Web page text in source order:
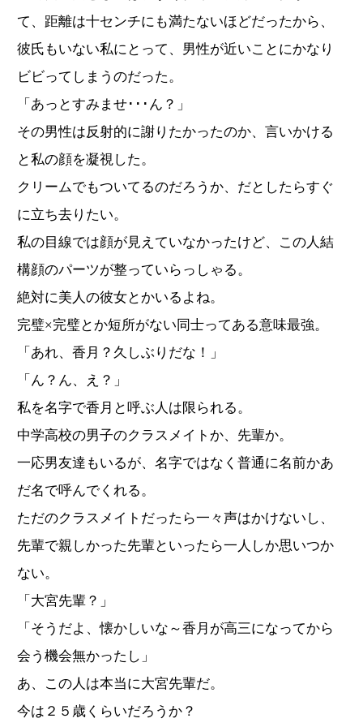
て、距離は十センチにも満たないほどだったから、
彼氏もいない私にとって、男性が近いことにかなり
ビビってしまうのだった。
「あっとすみませ･･･ん？」
その男性は反射的に謝りたかったのか、言いかける
と私の顔を凝視した。
クリームでもついてるのだろうか、だとしたらすぐ
に立ち去りたい。
私の目線では顔が見えていなかったけど、この人結
構顔のパーツが整っていらっしゃる。
絶対に美人の彼女とかいるよね。
完璧×完璧とか短所がない同士ってある意味最強。
「あれ、香月？久しぶりだな！」
「ん？ん、え？」
私を名字で香月と呼ぶ人は限られる。
中学高校の男子のクラスメイトか、先輩か。
一応男友達もいるが、名字ではなく普通に名前かあ
だ名で呼んでくれる。
ただのクラスメイトだったら一々声はかけないし、
先輩で親しかった先輩といったら一人しか思いつか
ない。
「大宮先輩？」
「そうだよ、懐かしいな～香月が高三になってから
会う機会無かったし」
あ、この人は本当に大宮先輩だ。
今は２５歳くらいだろうか？